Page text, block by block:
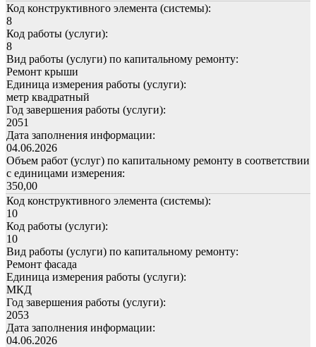
Код конструктивного элемента (системы):
8
Код работы (услуги):
8
Вид работы (услуги) по капитальному ремонту:
Ремонт крыши
Единица измерения работы (услуги):
метр квадратный
Год завершения работы (услуги):
2051
Дата заполнения информации:
04.06.2026
Объем работ (услуг) по капитальному ремонту в соответствии
с единицами измерения:
350,00
Код конструктивного элемента (системы):
10
Код работы (услуги):
10
Вид работы (услуги) по капитальному ремонту:
Ремонт фасада
Единица измерения работы (услуги):
МКД
Год завершения работы (услуги):
2053
Дата заполнения информации:
04.06.2026